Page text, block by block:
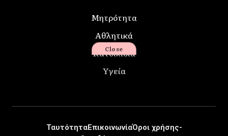
Μητρότητα
Αθλητικά
Κατοικίδια
Υγεία
ΤαυτότηταΕπικοινωνίαΌροι χρήσης-
Close